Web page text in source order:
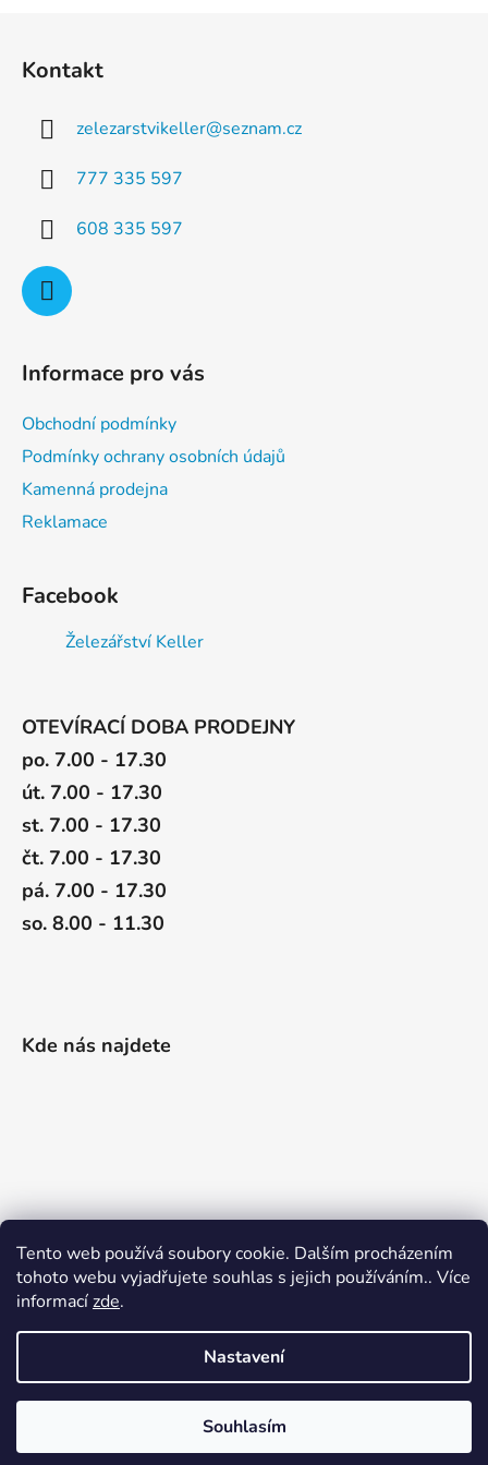
Tento web používá soubory cookie. Dalším procházením
tohoto webu vyjadřujete souhlas s jejich používáním.. Více
informacízde.
Nastavení
Souhlasím
v
Kontakt
zelezarstvikeller@seznam.cz
777 335 597
608 335 597
Informace pro vás
Obchodní podmínky
Podmínky ochrany osobních údajů
Kamenná prodejna
Reklamace
Facebook
Železářství Keller
OTEVÍRACÍ DOBA PRODEJNY
po. 7.00 - 17.30
út. 7.00 - 17.30
st. 7.00 - 17.30
čt. 7.00 - 17.30
pá. 7.00 - 17.30
so. 8.00 - 11.30
Kde nás najdete
Vytvořil Shoptet|Realizoval Appgrade
Železářství Keller
vyhrazena.